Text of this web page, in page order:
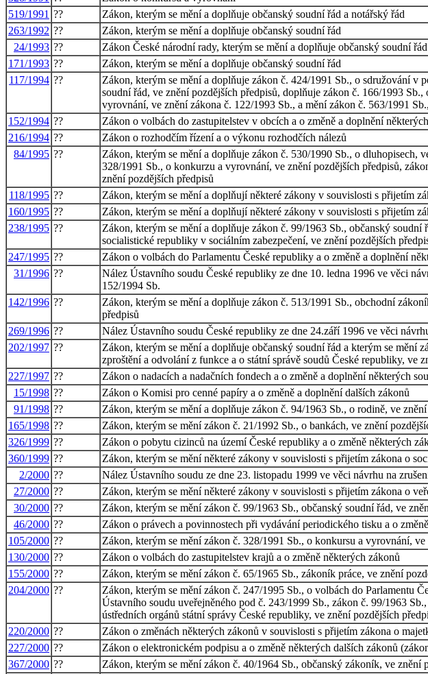
519/1991 ??
Zákon, kterým se mění a doplňuje občanský soudní řád a notářský řád
263/1992 ??
Zákon, kterým se mění a doplňuje občanský soudní řád
24/1993 ??
Zákon České národní rady, kterým se mění a doplňuje občanský soudní řád
171/1993 ??
Zákon, kterým se mění a doplňuje občanský soudní řád
117/1994 ??
Zákon, kterým se mění a doplňuje zákon č. 424/1991 Sb., o sdružování
soudní řád, ve znění pozdějších předpisů, doplňuje zákon č. 166/1993
vyrovnání, ve znění zákona č. 122/1993 Sb., a mění zákon č. 563/1991
152/1994 ??
Zákon o volbách do zastupitelstev v obcích a o změně a doplnění
216/1994 ??
Zákon o rozhodčím řízení a o výkonu rozhodčích nálezů
84/1995 ??
Zákon, kterým se mění a doplňuje zákon č. 530/1990 Sb., o dluhopisech,
328/1991 Sb., o konkurzu a vyrovnání, ve znění pozdějších předpisů,
znění pozdějších předpisů
118/1995 ??
Zákon, kterým se mění a doplňují některé zákony v souvislosti s přijetím
160/1995 ??
Zákon, kterým se mění a doplňují některé zákony v souvislosti s přijetím
238/1995 ??
Zákon, kterým se mění a doplňuje zákon č. 99/1963 Sb., občanský
socialistické republiky v sociálním zabezpečení, ve znění pozdějších
247/1995 ??
Zákon o volbách do Parlamentu České republiky a o změně a doplnění
31/1996 ??
Nález Ústavního soudu České republiky ze dne 10. ledna 1996 ve věci
152/1994 Sb.
142/1996 ??
Zákon, kterým se mění a doplňuje zákon č. 513/1991 Sb., obchodní
předpisů
269/1996 ??
Nález Ústavního soudu České republiky ze dne 24.září 1996 ve věci
202/1997 ??
Zákon, kterým se mění a doplňuje občanský soudní řád a kterým se
zproštění a odvolání z funkce a o státní správě soudů České republiky, ve
227/1997 ??
Zákon o nadacích a nadačních fondech a o změně a doplnění některých
15/1998 ??
Zákon o Komisi pro cenné papíry a o změně a doplnění dalších zákonů
91/1998 ??
Zákon, kterým se mění a doplňuje zákon č. 94/1963 Sb., o rodině, ve
165/1998 ??
Zákon, kterým se mění zákon č. 21/1992 Sb., o bankách, ve znění
326/1999 ??
Zákon o pobytu cizinců na území České republiky a o změně některých
360/1999 ??
Zákon, kterým se mění některé zákony v souvislosti s přijetím zákona o
2/2000 ??
Nález Ústavního soudu ze dne 23. listopadu 1999 ve věci návrhu na
27/2000 ??
Zákon, kterým se mění některé zákony v souvislosti s přijetím zákona o
30/2000 ??
Zákon, kterým se mění zákon č. 99/1963 Sb., občanský soudní řád, ve
46/2000 ??
Zákon o právech a povinnostech při vydávání periodického tisku a o
105/2000 ??
Zákon, kterým se mění zákon č. 328/1991 Sb., o konkursu a vyrovnání,
130/2000 ??
Zákon o volbách do zastupitelstev krajů a o změně některých zákonů
155/2000 ??
Zákon, kterým se mění zákon č. 65/1965 Sb., zákoník práce, ve znění
204/2000 ??
Zákon, kterým se mění zákon č. 247/1995 Sb., o volbách do Parlamentu
Ústavního soudu uveřejněného pod č. 243/1999 Sb., zákon č. 99/1963
ústředních orgánů státní správy České republiky, ve znění pozdějších
220/2000 ??
Zákon o změnách některých zákonů v souvislosti s přijetím zákona o
227/2000 ??
Zákon o elektronickém podpisu a o změně některých dalších zákonů
367/2000 ??
Zákon, kterým se mění zákon č. 40/1964 Sb., občanský zákoník, ve znění